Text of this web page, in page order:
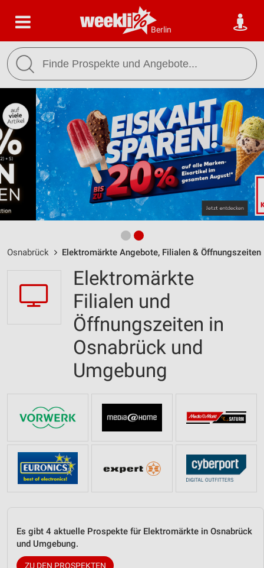
Berlin
Osnabrück Elektromärkte Angebote, Filialen & Öffnungszeiten
Elektromärkte
Filialen und
Öffnungszeiten in
Osnabrück und
Umgebung
Es gibt 4 aktuelle Prospekte für Elektromärkte in Osnabrück
und Umgebung.
ZU DEN PROSPEKTEN